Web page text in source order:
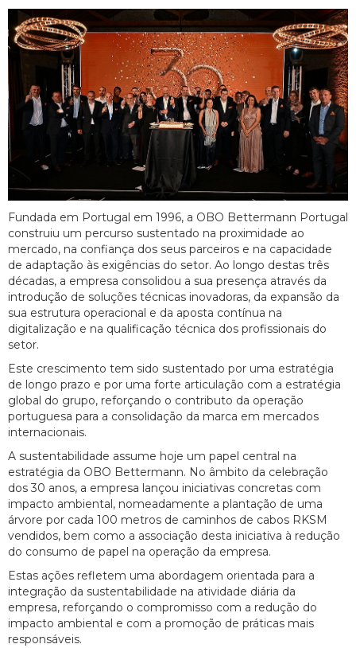
Fundada em Portugal em 1996, a OBO Bettermann Portugal
construiu um percurso sustentado na proximidade ao
mercado, na confiança dos seus parceiros e na capacidade
de adaptação às exigências do setor. Ao longo destas três
décadas, a empresa consolidou a sua presença através da
introdução de soluções técnicas inovadoras, da expansão da
sua estrutura operacional e da aposta contínua na
digitalização e na qualificação técnica dos profissionais do
setor.
Este crescimento tem sido sustentado por uma estratégia
de longo prazo e por uma forte articulação com a estratégia
global do grupo, reforçando o contributo da operação
portuguesa para a consolidação da marca em mercados
internacionais.
A sustentabilidade assume hoje um papel central na
estratégia da OBO Bettermann. No âmbito da celebração
dos 30 anos, a empresa lançou iniciativas concretas com
impacto ambiental, nomeadamente a plantação de uma
árvore por cada 100 metros de caminhos de cabos RKSM
vendidos, bem como a associação desta iniciativa à redução
do consumo de papel na operação da empresa.
Estas ações refletem uma abordagem orientada para a
integração da sustentabilidade na atividade diária da
empresa, reforçando o compromisso com a redução do
impacto ambiental e com a promoção de práticas mais
responsáveis.